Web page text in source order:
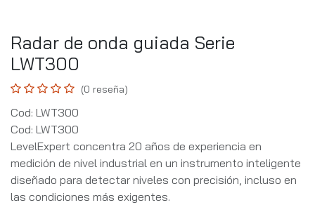
Radar de onda guiada Serie
LWT300
(0 reseña)
Cod: LWT300
Cod: LWT300
LevelExpert concentra 20 años de experiencia en
medición de nivel industrial en un instrumento inteligente
diseñado para detectar niveles con precisión, incluso en
las condiciones más exigentes.